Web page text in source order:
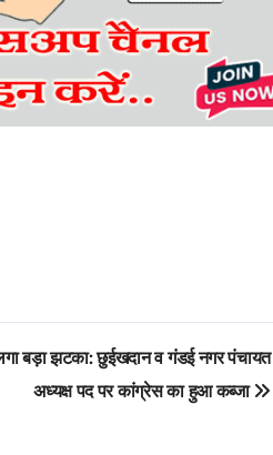
बड़ा झटका: छुईखदान व गंडई नगर पंचायत
अध्यक्ष पद पर कांग्रेस का हुआ कब्जा